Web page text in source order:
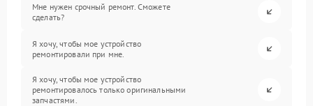
Мне нужен срочный ремонт. Сможете
сделать?
Я хочу, чтобы мое устройство
ремонтировали при мне.
Я хочу, чтобы мое устройство
ремонтировалось только оригинальными
запчастями.